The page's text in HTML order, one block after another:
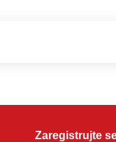
Zaregistrujte